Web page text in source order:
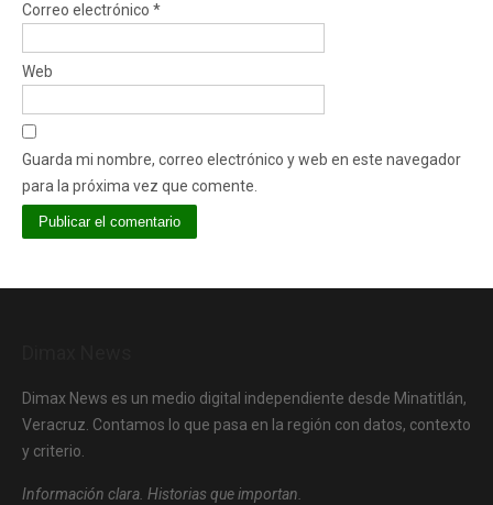
Correo electrónico *
Web
Guarda mi nombre, correo electrónico y web en este navegador
para la próxima vez que comente.
Dimax News es un medio digital independiente desde Minatitlán,
Veracruz. Contamos lo que pasa en la región con datos, contexto
y criterio.
Información clara. Historias que importan.